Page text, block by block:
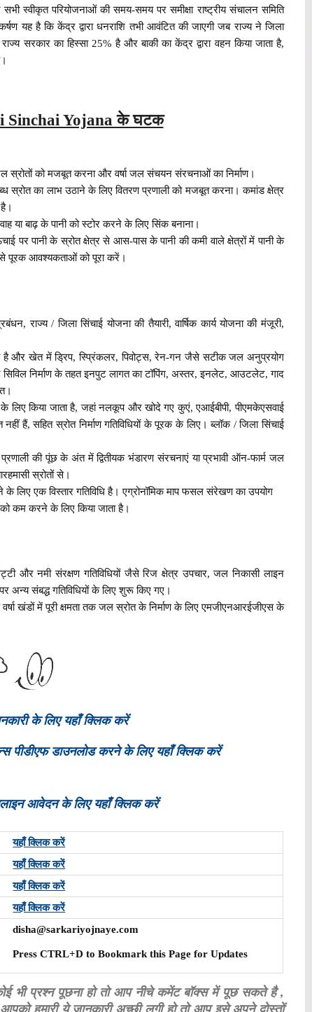
स्वीकृत परियोजनाओं की समय-समय पर समीक्षा राष्ट्रीय संचालन समिति
यह है कि केंद्र द्वारा धनराशि तभी आवंटित की जाएगी जब राज्य ने जिला
सरकार का हिस्सा 25% है और बाकी का केंद्र द्वारा वहन किया जाता है,
Yojana के घटक
स्रोतों को मजबूत करना और वर्षा जल संचयन संरचनाओं का निर्माण।
स्रोत का लाभ उठाने के लिए वितरण प्रणाली को मजबूत करना। कमांड क्षेत्र
या बाढ़ के पानी को स्टोर करने के लिए सिंक बनाना।
पानी के स्रोत क्षेत्र से आस-पास के पानी की कमी वाले क्षेत्रों में पानी के
पूरक आवश्यकताओं को पूरा करें।
राज्य / जिला सिंचाई योजना की तैयारी, वार्षिक कार्य योजना की मंजूरी,
और खेत में ड्रिप, स्प्रिंकलर, पिवोट्स, रेन-गन जैसे सटीक जल अनुप्रयोग
निर्माण के तहत इनपुट लागत का टॉपिंग, अस्तर, इनलेट, आउटलेट, गाद
लिए किया जाता है, जहां नलकूप और खोदे गए कुएं, एआईबीपी, पीएमकेएसवाई
हैं, सहित स्रोत निर्माण गतिविधियों के पूरक के लिए। ब्लॉक / जिला सिंचाई
की पूंछ के अंत में द्वितीयक भंडारण संरचनाएं या प्रभावी ऑन-फार्म जल
स्रोतों से।
के लिए एक विस्तार गतिविधि है। एग्रोनॉमिक माप फसल संरेखण का उपयोग
कम करने के लिए किया जाता है।
और नमी संरक्षण गतिविधियों जैसे रिज क्षेत्र उपचार, जल निकासी लाइन
संबद्ध गतिविधियों के लिए शुरू किए गए।
खंडों में पूरी क्षमता तक जल स्रोत के निर्माण के लिए एमजीएनआरईजीएस के
के लिए यहाँ क्लिक करें
पीडीएफ डाउनलोड करने के लिए यहाँ क्लिक करें
आवेदन के लिए यहाँ क्लिक करें
यहाँ क्लिक करें
यहाँ क्लिक करें
यहाँ क्लिक करें
यहाँ क्लिक करें
disha@sarkariyojnaye.com
Press CTRL+D to Bookmark this Page for Updates
भी प्रश्न पूछना हो तो आप नीचे कमेंट बॉक्स में पूछ सकते है ,